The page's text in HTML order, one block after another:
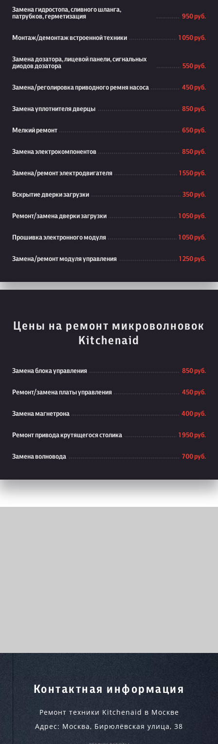
Замена гидростопа, сливного шланга,
патрубков, герметизация
950 руб.
Монтаж/демонтаж встроенной техники 1 050 руб.
Замена дозатора, лицевой панели, сигнальных
диодов дозатора
550 руб.
Замена/реголировка приводного ремня насоса 450 руб.
Замена уплотнителя дверцы 850 руб.
Мелкий ремонт 650 руб.
Замена электрокомпонентов 850 руб.
Замена/ремонт электродвигателя 1 550 руб.
Вскрытие дверки загрузки 350 руб.
Ремонт/замена дверки загрузки 1 050 руб.
Прошивка электронного модуля 1 050 руб.
Замена/ремонт модуля управления 1 250 руб.
Цены на ремонт микроволновок
Kitchenaid
Замена блока управления 850 руб.
Ремонт/замена платы управления 450 руб.
Замена магнетрона 400 руб.
Ремонт привода крутящегося столика 1 950 руб.
Замена волновода 700 руб.
Контактная информация
Ремонт техники Kitchenaid в Москве
Адрес: Москва, Бирюлёвская улица, 38